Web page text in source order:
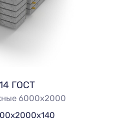
ГОСТ
6000х2000